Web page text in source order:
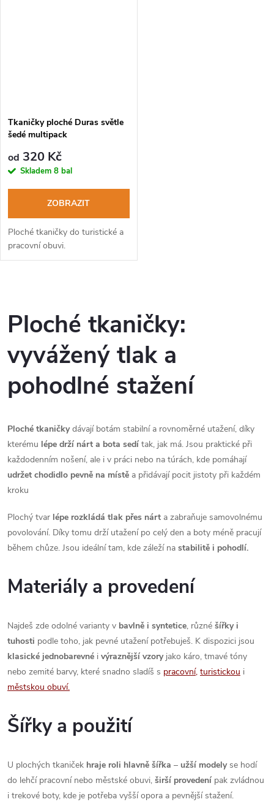
Tkaničky ploché Duras světle
šedé multipack
od 320 Kč
Skladem 8 bal
ZOBRAZIT
Ploché tkaničky do turistické a
pracovní obuvi.
v
l
á
d
a
c
í
p
r
v
y
v
ý
p
i
s
u
Ploché tkaničky:
vyvážený tlak a
pohodlné stažení
Ploché tkaničkydávají botám stabilní a rovnoměrné utažení, díky
kterému lépe drží nárt a bota sedí tak, jak má. Jsou praktické při
každodenním nošení, ale i v práci nebo na túrách, kde pomáhají
udržet chodidlo pevně na místě a přidávají pocit jistoty při každém
kroku
Plochý tvar lépe rozkládá tlak přes nárt a zabraňuje samovolnému
povolování. Díky tomu drží utažení po celý den a boty méně pracují
během chůze. Jsou ideální tam, kde záleží na stabilitě i pohodlí.
Materiály a provedení
Najdeš zde odolné varianty v bavlně i syntetice, různé šířky i
tuhosti podle toho, jak pevné utažení potřebuješ. K dispozici jsou
klasické jednobarevné i výraznější vzoryjako káro, tmavé tóny
nebo zemité barvy, které snadno sladíš s pracovní, turistickou i
městskou obuví.
Šířky a použití
U plochých tkaniček hraje roli hlavně šířka – užší modelyse hodí
do lehčí pracovní nebo městské obuvi, širší provedení pak zvládnou
i trekové boty, kde je potřeba vyšší opora a pevnější stažení.